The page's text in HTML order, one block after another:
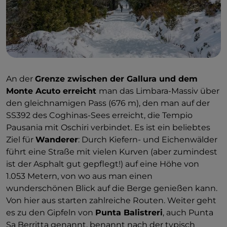
An der Grenze zwischen der Gallura und dem
Monte Acuto erreicht man das Limbara-Massiv über
den gleichnamigen Pass (676 m), den man auf der
SS392 des Coghinas-Sees erreicht, die Tempio
Pausania mit Oschiri verbindet. Es ist ein beliebtes
Ziel für Wanderer: Durch Kiefern- und Eichenwälder
führt eine Straße mit vielen Kurven (aber zumindest
ist der Asphalt gut gepflegt!) auf eine Höhe von
1.053 Metern, von wo aus man einen
wunderschönen Blick auf die Berge genießen kann.
Von hier aus starten zahlreiche Routen. Weiter geht
es zu den Gipfeln von Punta Balistreri, auch Punta
Sa Berritta genannt, benannt nach der typisch